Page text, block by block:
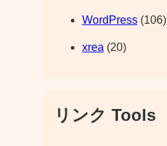
WordPress(106)
xrea (20)
リンク Tools